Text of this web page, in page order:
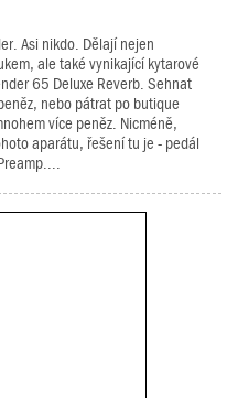
Asi nikdo. Dělají nejen
ale také vynikající kytarové
65 Deluxe Reverb. Sehnat
nebo pátrat po butique
více peněz. Nicméně,
aparátu, řešení tu je - pedál